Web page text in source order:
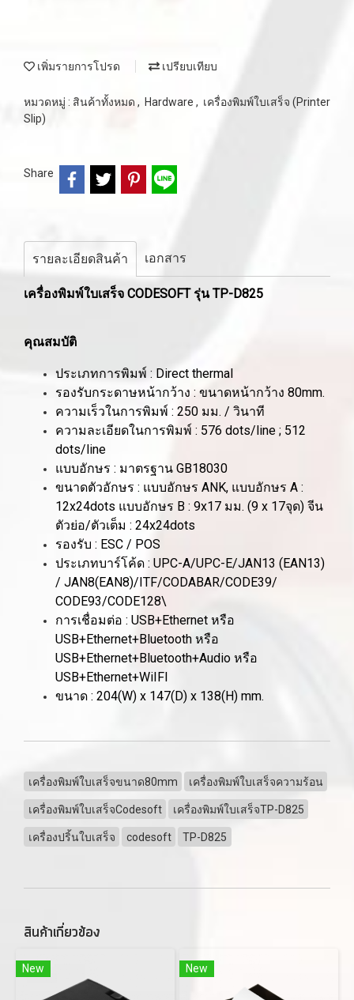
เพิ่มรายการโปรด เปรียบเทียบ
หมวดหมู่ : สินค้าทั้งหมด , Hardware , เครื่องพิมพ์ใบเสร็จ (Printer
Slip)
Share
รายละเอียดสินค้า เอกสาร
เครื่องพิมพ์ใบเสร็จ CODESOFT รุ่น TP-D825
คุณสมบัติ
ประเภทการพิมพ์ : Direct thermal
รองรับกระดาษหน้ากว้าง : ขนาดหน้ากว้าง 80mm.
ความเร็วในการพิมพ์ : 250 มม. / วินาที
ความละเอียดในการพิมพ์ : 576 dots/line ; 512
dots/line
แบบอักษร : มาตรฐาน GB18030
ขนาดตัวอักษร : แบบอักษร ANK, แบบอักษร A :
12x24dots แบบอักษร B : 9x17 มม. (9 x 17จุด) จีน
ตัวย่อ/ตัวเต็ม : 24x24dots
รองรับ : ESC / POS
ประเภทบาร์โค้ด : UPC-A/UPC-E/JAN13 (EAN13)
/ JAN8(EAN8)/ITF/CODABAR/CODE39/
CODE93/CODE128\
การเชื่อมต่อ : USB+Ethernet หรือ
USB+Ethernet+Bluetooth หรือ
USB+Ethernet+Bluetooth+Audio หรือ
USB+Ethernet+WiIFI
ขนาด : 204(W) x 147(D) x 138(H) mm.
เครื่องพิมพ์ใบเสร็จขนาด80mm เครื่องพิมพ์ใบเสร็จความร้อน
เครื่องพิมพ์ใบเสร็จCodesoft เครื่องพิมพ์ใบเสร็จTP-D825
เครื่องปริ้นใบเสร็จ codesoft TP-D825
สินค้าเกี่ยวข้อง
New New